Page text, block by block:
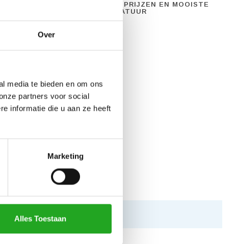
Over
media te bieden en om ons
partners voor social
informatie die u aan ze heeft
Marketing
Alles Toestaan
BESTE PRIJZEN EN MOOISTE
APPARATUUR